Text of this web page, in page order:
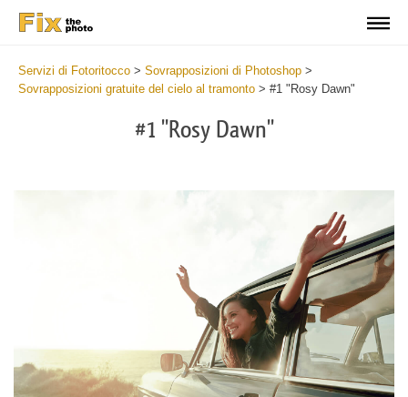
Servizi di Fotoritocco > Sovrapposizioni di Photoshop >
Sovrapposizioni gratuite del cielo al tramonto > #1 "Rosy Dawn"
#1 "Rosy Dawn"